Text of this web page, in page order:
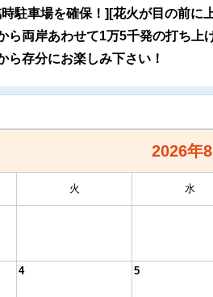
時駐車場を確保！][花火が目の前に
ら両岸あわせて1万5千発の打ち
ら存分にお楽しみ下さい！
2026年
火 水
4 5